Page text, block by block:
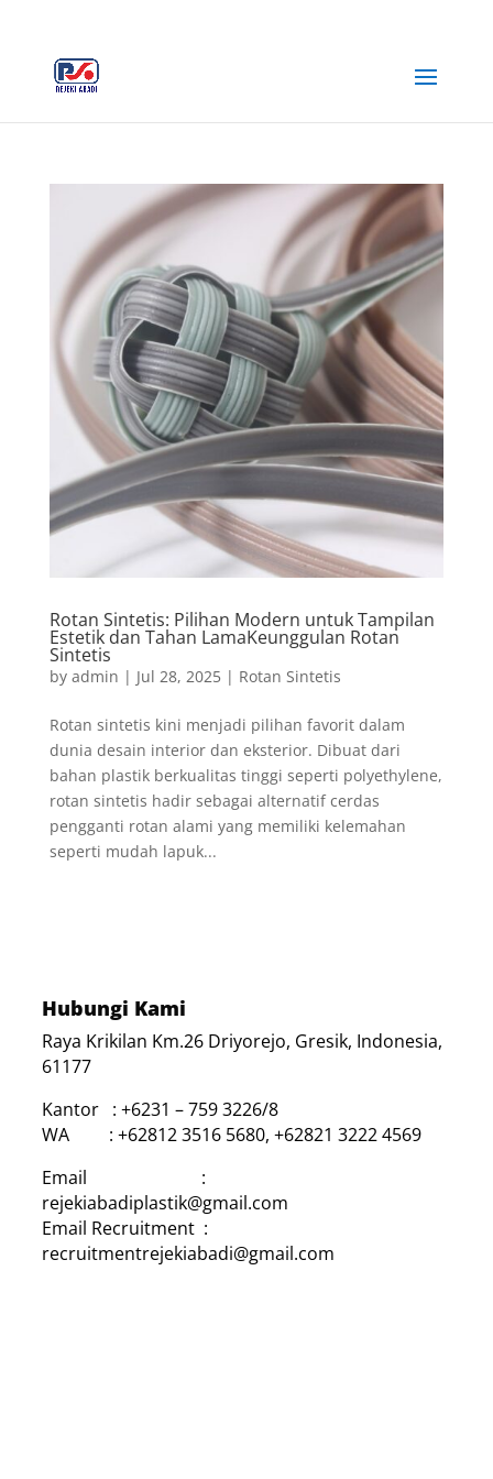
Rotan Sintetis: Pilihan Modern untuk Tampilan
Estetik dan Tahan LamaKeunggulan Rotan
Sintetis
by admin | Jul 28, 2025| Rotan Sintetis
Rotan sintetis kini menjadi pilihan favorit dalam
dunia desain interior dan eksterior. Dibuat dari
bahan plastik berkualitas tinggi seperti polyethylene,
rotan sintetis hadir sebagai alternatif cerdas
pengganti rotan alami yang memiliki kelemahan
seperti mudah lapuk...
Hubungi Kami
Raya Krikilan Km.26 Driyorejo, Gresik, Indonesia,
61177
Kantor : +6231 – 759 3226/8
WA : +62812 3516 5680, +62821 3222 4569
Email :
rejekiabadiplastik@gmail.com
Email Recruitment :
recruitmentrejekiabadi@gmail.com